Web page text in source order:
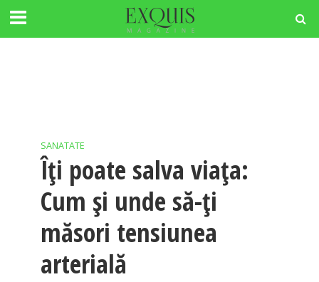
SANATATE
Îţi poate salva viaţa:
Cum şi unde să-ţi
măsori tensiunea
arterială